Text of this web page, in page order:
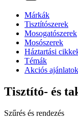
Márkák
Tisztítószerek
Mosogatószerek
Mosószerek
Háztartási
Témák
Akciós ajánlatok
Tisztító- és
Szűrés és rendezés